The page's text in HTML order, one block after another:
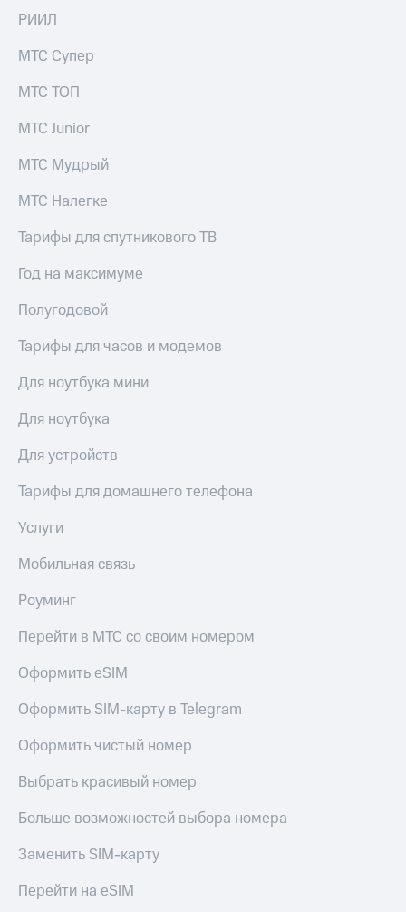
РИИЛ
МТС Супер
МТС ТОП
МТС Junior
МТС Мудрый
МТС Налегке
Тарифы для спутникового ТВ
Год на максимуме
Полугодовой
Тарифы для часов и модемов
Для ноутбука мини
Для ноутбука
Для устройств
Тарифы для домашнего телефона
Услуги
Мобильная связь
Роуминг
Перейти в МТС со своим номером
Оформить eSIM
Оформить SIM-карту в Telegram
Оформить чистый номер
Выбрать красивый номер
Больше возможностей выбора номера
Заменить SIM-карту
Перейти на eSIM